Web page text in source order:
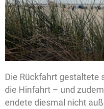
Die Rückfahrt gestaltete
die Hinfahrt – und
endete diesmal nicht